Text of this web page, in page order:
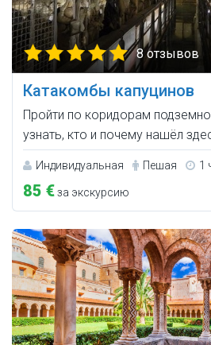
8 отзывов
Катакомбы капуцинов
Пройти по коридорам
узнать, кто и почему нашёл
Индивидуальная Пешая 1
85 €за экскурсию